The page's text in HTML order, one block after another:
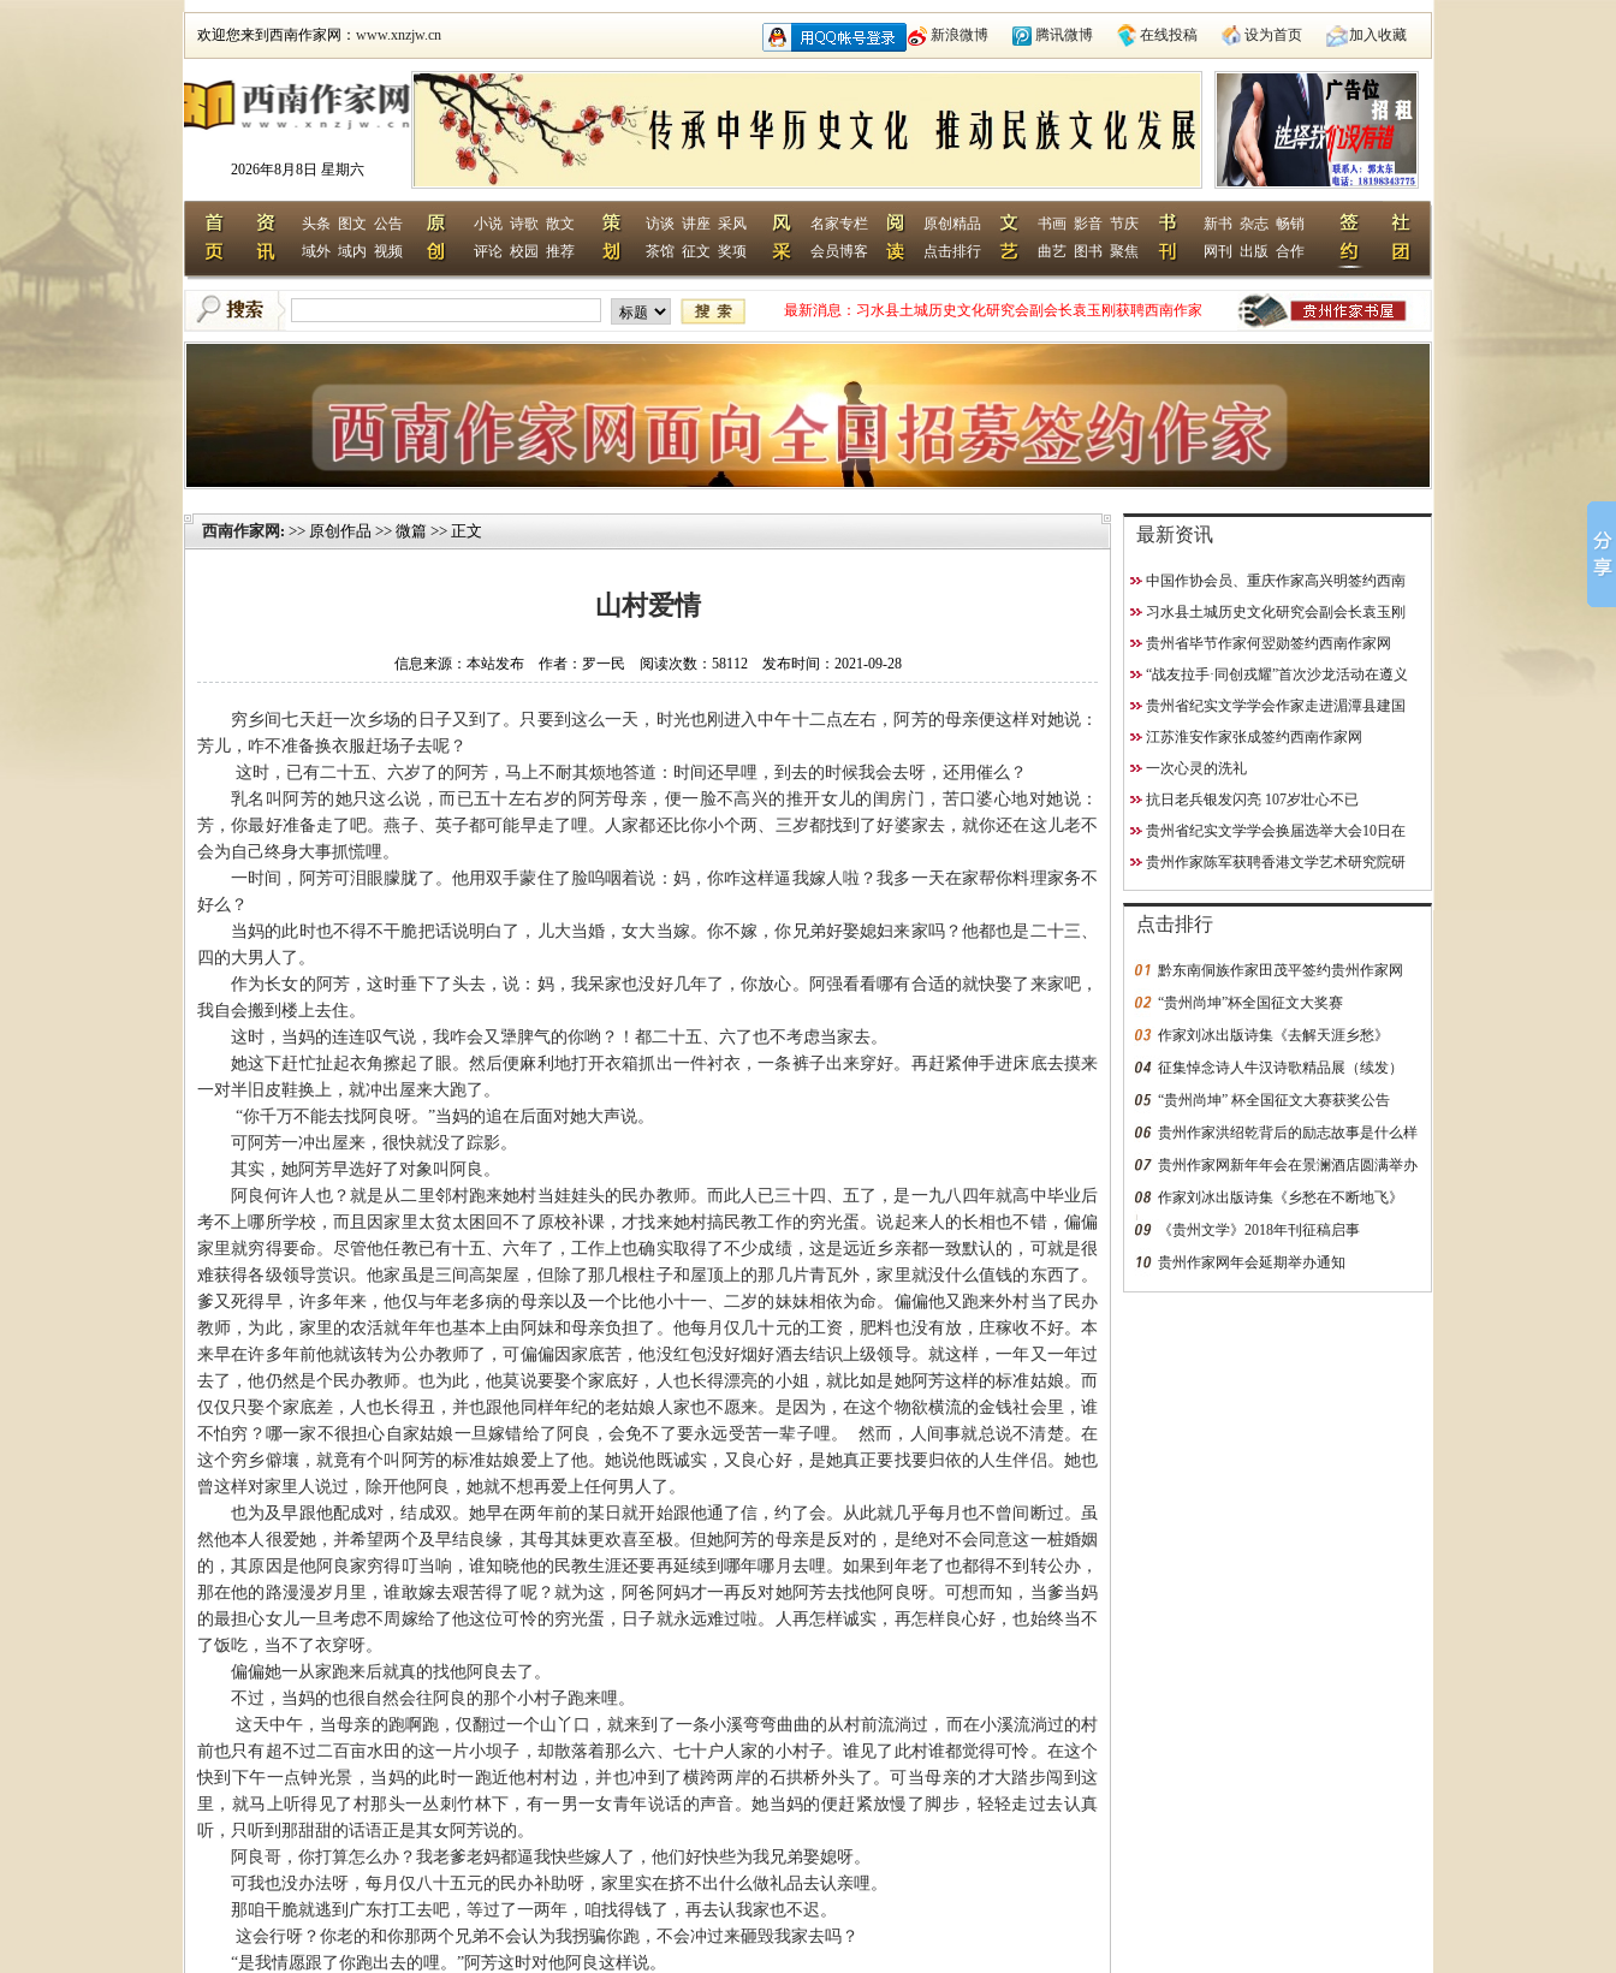
欢迎您来到西南作家网： www.xnzjw.cn 新浪微博 腾讯微博 在线投稿 设为首页 加入收藏
2026年8月8日 星期六
头条 图文 公告
域外 域内 视频
小说 诗歌 散文
评论 校园 推荐
访谈 讲座 采风
茶馆 征文 奖项
名家专栏
会员博客
原创精品
点击排行
书画 影音 节庆
曲艺 图书 聚焦
新书 杂志 畅销
网刊
出版 合作
最新消息： 习水县土城历史文化研究会副会长袁玉刚获聘西南作家
贵州省毕节作家何翌勋签约西南作家网
“战友拉手·同创戎耀”首次沙龙活动在遵义启动
贵州省纪实文学学会作家走进湄潭县建国学校
江苏淮安作家张成签约西南作家网
抗日老兵银发闪亮 107岁壮心不已
贵州省纪实文学学会换届选举大会10日在贵阳成功举行
中国作协会员、重庆作家高兴明签约西南作家网
西南作家网 : >> 原创作品 >> 微篇 >> 正文
山村爱情
信息来源：本站发布 作者：罗一民 阅读次数：58112 发布时间：2021-09-28
穷乡间七天赶一次乡场的日子又到了。只要到这么一天，时光也刚进入中午十二点左右，阿芳的母亲便这样对她说：
芳儿，咋不准备换衣服赶场子去呢？
这时，已有二十五、六岁了的阿芳，马上不耐其烦地答道：时间还早哩，到去的时候我会去呀，还用催么？
乳名叫阿芳的她只这么说，而已五十左右岁的阿芳母亲，便一脸不高兴的推开女儿的闺房门，苦口婆心地对她说：
芳，你最好准备走了吧。燕子、英子都可能早走了哩。人家都还比你小个两、三岁都找到了好婆家去，就你还在这儿老不
会为自己终身大事抓慌哩。
一时间，阿芳可泪眼朦胧了。他用双手蒙住了脸呜咽着说：妈，你咋这样逼我嫁人啦？我多一天在家帮你料理家务不
好么？
当妈的此时也不得不干脆把话说明白了，儿大当婚，女大当嫁。你不嫁，你兄弟好娶媳妇来家吗？他都也是二十三、
四的大男人了。
作为长女的阿芳，这时垂下了头去，说：妈，我呆家也没好几年了，你放心。阿强看看哪有合适的就快娶了来家吧，
我自会搬到楼上去住。
这时，当妈的连连叹气说，我咋会又犟脾气的你哟？！都二十五、六了也不考虑当家去。
她这下赶忙扯起衣角擦起了眼。然后便麻利地打开衣箱抓出一件衬衣，一条裤子出来穿好。再赶紧伸手进床底去摸来
一对半旧皮鞋换上，就冲出屋来大跑了。
“你千万不能去找阿良呀。 ”当妈的追在后面对她大声说。
可阿芳一冲出屋来，很快就没了踪影。
其实，她阿芳早选好了对象叫阿良。
阿良何许人也？就是从二里邻村跑来她村当娃娃头的民办教师。而此人已三十四、五了，是一九八四年就高中毕业后
考不上哪所学校，而且因家里太贫太困回不了原校补课，才找来她村搞民教工作的穷光蛋。说起来人的长相也不错，偏偏
家里就穷得要命。尽管他任教已有十五、六年了，工作上也确实取得了不少成绩，这是远近乡亲都一致默认的，可就是很
难获得各级领导赏识。他家虽是三间高架屋，但除了那几根柱子和屋顶上的那几片青瓦外，家里就没什么值钱的东西了。
爹又死得早，许多年来，他仅与年老多病的母亲以及一个比他小十一、二岁的妹妹相依为命。偏偏他又跑来外村当了民办
教师，为此，家里的农活就年年也基本上由阿妹和母亲负担了。他每月仅几十元的工资，肥料也没有放，庄稼收不好。本
来早在许多年前他就该转为公办教师了，可偏偏因家底苦，他没红包没好烟好酒去结识上级领导。就这样，一年又一年过
去了，他仍然是个民办教师。也为此，他莫说要娶个家底好，人也长得漂亮的小姐，就比如是她阿芳这样的标准姑娘。而
仅仅只娶个家底差，人也长得丑，并也跟他同样年纪的老姑娘人家也不愿来。是因为，在这个物欲横流的金钱社会里，谁
不怕穷？哪一家不很担心自家姑娘一旦嫁错给了阿良，会免不了要永远受苦一辈子哩。
然而，人间事就总说不清楚。在
这个穷乡僻壤，就竟有个叫阿芳的标准姑娘爱上了他。她说他既诚实，又良心好，是她真正要找要归依的人生伴侣。她也
曾这样对家里人说过，除开他阿良，她就不想再爱上任何男人了。
也为及早跟他配成对，结成双。她早在两年前的某日就开始跟他通了信，约了会。从此就几乎每月也不曾间断过。虽
然他本人很爱她，并希望两个及早结良缘，其母其妹更欢喜至极。但她阿芳的母亲是反对的，是绝对不会同意这一桩婚姻
的，其原因是他阿良家穷得叮当响，谁知晓他的民教生涯还要再延续到哪年哪月去哩。如果到年老了也都得不到转公办，
那在他的路漫漫岁月里，谁敢嫁去艰苦得了呢？就为这，阿爸阿妈才一再反对她阿芳去找他阿良呀。可想而知，当爹当妈
的最担心女儿一旦考虑不周嫁给了他这位可怜的穷光蛋，日子就永远难过啦。人再怎样诚实，再怎样良心好，也始终当不
了饭吃，当不了衣穿呀。
偏偏她一从家跑来后就真的找他阿良去了。
不过，当妈的也很自然会往阿良的那个小村子跑来哩。
这天中午，当母亲的跑啊跑，仅翻过一个山丫口，就来到了一条小溪弯弯曲曲的从村前流淌过，而在小溪流淌过的村
前也只有超不过二百亩水田的这一片小坝子，却散落着那么六、七十户人家的小村子。谁见了此村谁都觉得可怜。在这个
快到下午一点钟光景，当妈的此时一跑近他村村边，并也冲到了横跨两岸的石拱桥外头了。可当母亲的才大踏步闯到这
里，就马上听得见了村那头一丛刺竹林下，有一男一女青年说话的声音。她当妈的便赶紧放慢了脚步，轻轻走过去认真
听，只听到那甜甜的话语正是其女阿芳说的。
阿良哥，你打算怎么办？我老爹老妈都逼我快些嫁人了，他们好快些为我兄弟娶媳呀。
可我也没办法呀，每月仅八十五元的民办补助呀，家里实在挤不出什么做礼品去认亲哩。
那咱干脆就逃到广东打工去吧，等过了一两年，咱找得钱了，再去认我家也不迟。
这会行呀？你老的和你那两个兄弟不会认为我拐骗你跑，不会冲过来砸毁我家去吗？
“是我情愿跟了你跑出去的哩。 ”阿芳这时对他阿良这样说。
最新资讯
中国作协会员、重庆作家高兴明签约西南
作家网
习水县土城历史文化研究会副会长袁玉刚
获聘西南作家网终身特聘专
贵州省毕节作家何翌勋签约西南作家网
“战友拉手·同创戎耀”首次沙龙活动在遵义
启动贵州省纪实文学学会作家走进湄潭县建国
学校江苏淮安作家张成签约西南作家网
一次心灵的洗礼
抗日老兵银发闪亮 107岁壮心不已
贵州省纪实文学学会换届选举大会10日在
贵阳成功举行
贵州作家陈军获聘香港文学艺术研究院研
究员
点击排行
黔东南侗族作家田茂平签约贵州作家网
“贵州尚坤”杯全国征文大奖赛
作家刘冰出版诗集《去解天涯乡愁》
征集悼念诗人牛汉诗歌精品展（续发）
“贵州尚坤” 杯全国征文大赛获奖公告
贵州作家洪绍乾背后的励志故事是什么样
的？万字长文告诉你
贵州作家网新年年会在景澜酒店圆满举办
作家刘冰出版诗集《乡愁在不断地飞》
《贵州文学》2018年刊征稿启事
贵州作家网年会延期举办通知